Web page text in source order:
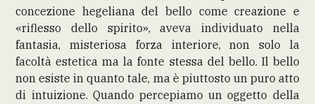
concezione hegeliana del bello come creazione e
«riflesso dello spirito», aveva individuato nella
fantasia, misteriosa forza interiore, non solo la
facoltà estetica ma la fonte stessa del bello. Il bello
non esiste in quanto tale, ma è piuttosto un puro atto
di intuizione. Quando percepiamo un oggetto della